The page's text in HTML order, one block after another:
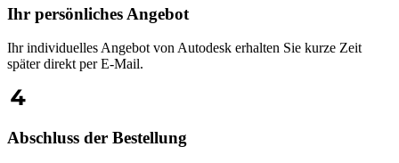
Ihr persönliches Angebot
Ihr individuelles Angebot von Autodesk erhalten Sie kurze Zeit
später direkt per E-Mail.
Abschluss der Bestellung